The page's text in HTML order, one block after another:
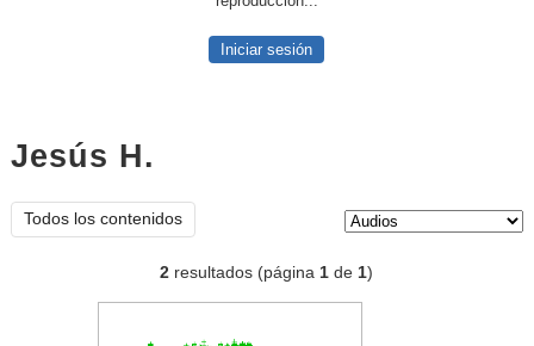
Iniciar sesión
Jesús H.
Todos los contenidos
2 resultados (página1 de1)